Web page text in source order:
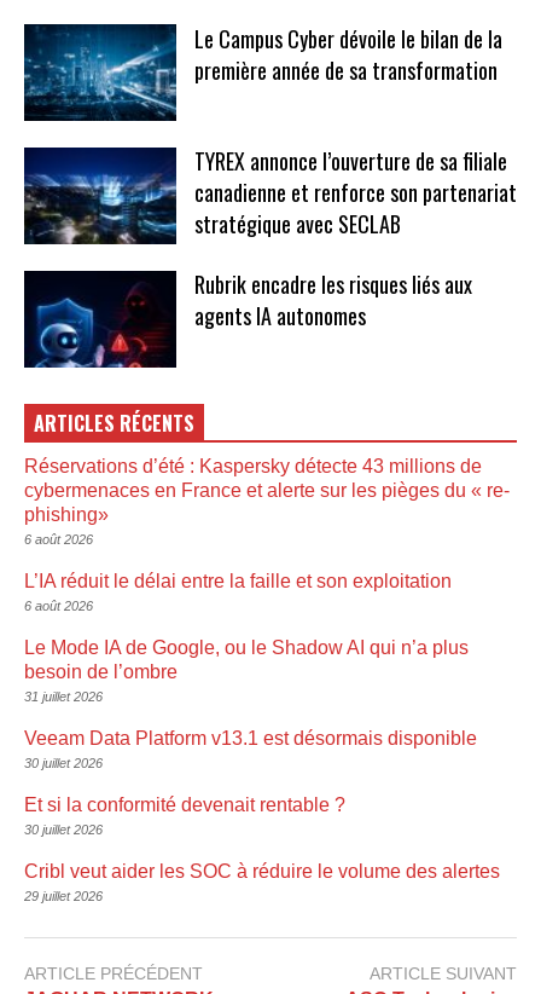
Le Campus Cyber dévoile le bilan de la
première année de sa transformation
TYREX annonce l’ouverture de sa filiale
canadienne et renforce son partenariat
stratégique avec SECLAB
Rubrik encadre les risques liés aux
agents IA autonomes
ARTICLES RÉCENTS
Réservations d’été : Kaspersky détecte 43 millions de
cybermenaces en France et alerte sur les pièges du « re-
phishing»
6 août 2026
L’IA réduit le délai entre la faille et son exploitation
6 août 2026
Le Mode IA de Google, ou le Shadow AI qui n’a plus
besoin de l’ombre
31 juillet 2026
Veeam Data Platform v13.1 est désormais disponible
30 juillet 2026
Et si la conformité devenait rentable ?
30 juillet 2026
Cribl veut aider les SOC à réduire le volume des alertes
29 juillet 2026
ARTICLE PRÉCÉDENT ARTICLE SUIVANT